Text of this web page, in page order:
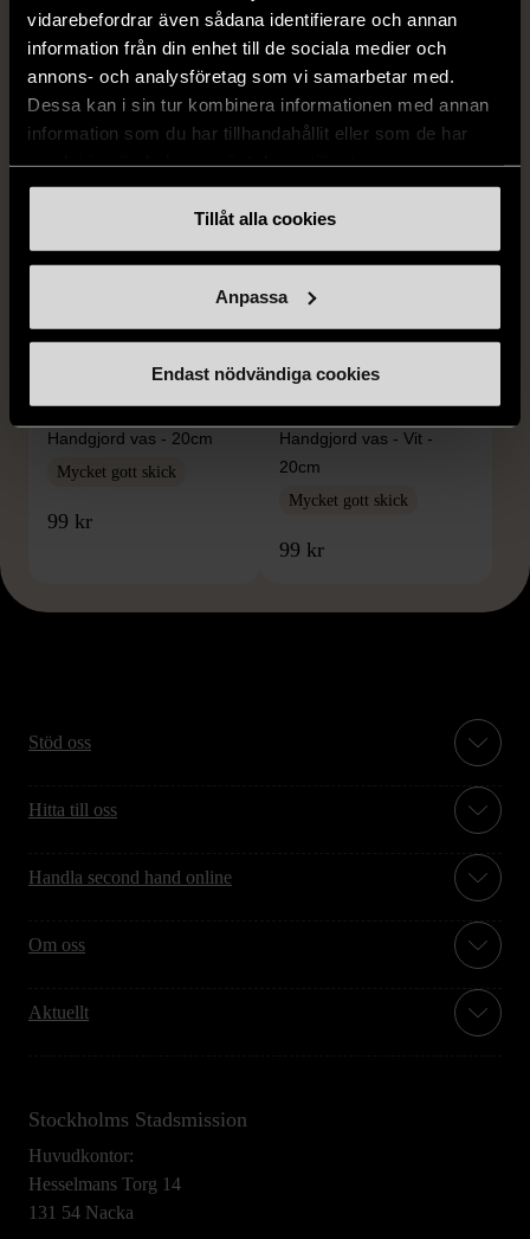
vidarebefordrar även sådana identifierare och annan
information från din enhet till de sociala medier och
annons- och analysföretag som vi samarbetar med.
Dessa kan i sin tur kombinera informationen med annan
information som du har tillhandahållit eller som de har
Tillåt alla cookies
Anpassa
Endast nödvändiga cookies
FRÅN SAMMA VARUMÄRKE
Hitta produkter från samma varumärke
Johanna Jelinek -
Handgjord vas - 20cm
Mycket gott skick
99 kr
IKEA
Johanna Jelinek -
Handgjord vas - Vit -
20cm
Mycket gott skick
99 kr
Stöd oss
Hitta till oss
Handla second hand online
Om oss
Aktuellt
Stockholms Stadsmission
Huvudkontor:
Hesselmans Torg 14
131 54 Nacka